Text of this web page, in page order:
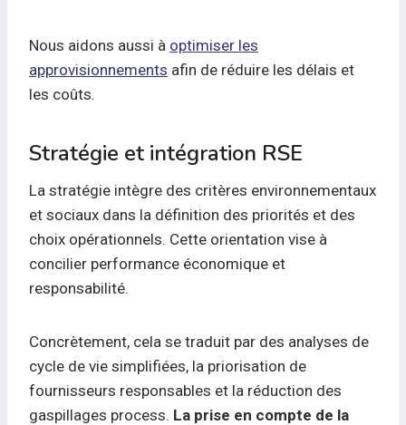
Nous aidons aussi à optimiser les
approvisionnements afin de réduire les délais et
les coûts.
Stratégie et intégration RSE
La stratégie intègre des critères environnementaux
et sociaux dans la définition des priorités et des
choix opérationnels. Cette orientation vise à
concilier performance économique et
responsabilité.
Concrètement, cela se traduit par des analyses de
cycle de vie simplifiées, la priorisation de
fournisseurs responsables et la réduction des
gaspillages process. La prise en compte de la